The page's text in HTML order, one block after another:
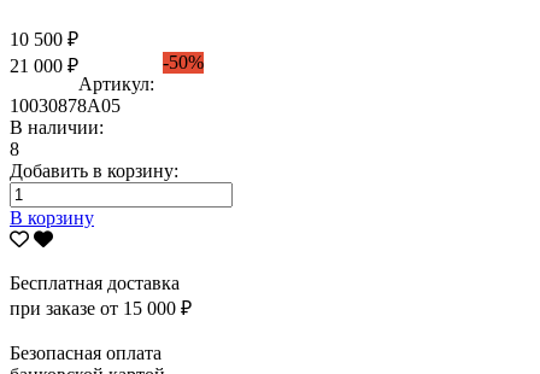
10 500 ₽
21 000 ₽
-50%
Артикул:
10030878А05
В наличии:
8
Добавить в корзину:
В корзину
Бесплатная доставка
при заказе от 15 000 ₽
Безопасная оплата